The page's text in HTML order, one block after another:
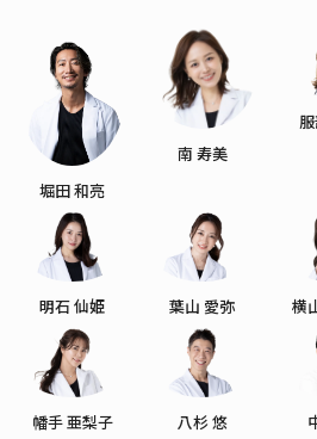
堀田 和亮
南 寿美
明石 仙姫 葉山 愛弥 横
幡手 亜梨子 八杉 悠